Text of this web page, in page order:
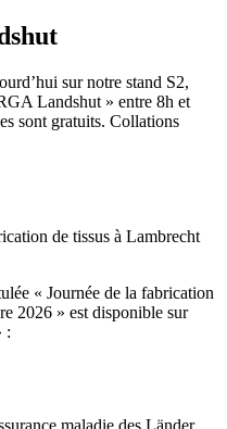
sur notre stand S2,
Landshut » entre 8h et
sont gratuits. Collations
de tissus à Lambrecht
« Journée de la fabrication
2026 » est disponible sur
:
maladie des Länder